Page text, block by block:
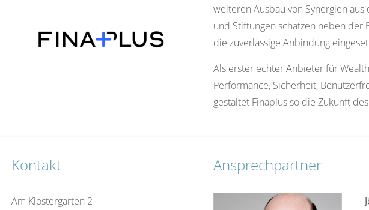
weiteren Ausbau von Synergien
und Stiftungen schätzen neben der
die zuverlässige Anbindung
Als erster echter Anbieter für
Performance, Sicherheit,
gestaltet Finaplus so die Zukunft
Kontakt
Am Klostergarten 2
Ansprechpartner